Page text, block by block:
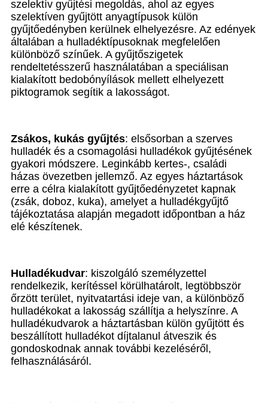
szelektív gyűjtési megoldás, ahol az egyes
szelektíven gyűjtött anyagtípusok külön
gyűjtőedényben kerülnek elhelyezésre. Az edények
általában a hulladéktípusoknak megfelelően
különböző színűek. A gyűjtőszigetek
rendeltetésszerű használatában a speciálisan
kialakított bedobónyílások mellett elhelyezett
piktogramok segítik a lakosságot.
Zsákos, kukás gyűjtés: elsősorban a szerves
hulladék és a csomagolási hulladékok gyűjtésének
gyakori módszere. Leginkább kertes-, családi
házas övezetben jellemző. Az egyes háztartások
erre a célra kialakított gyűjtőedényzetet kapnak
(zsák, doboz, kuka), amelyet a hulladékgyűjtő
tájékoztatása alapján megadott időpontban a ház
elé készítenek.
Hulladékudvar: kiszolgáló személyzettel
rendelkezik, kerítéssel körülhatárolt, legtöbbször
őrzött terület, nyitvatartási ideje van, a különböző
hulladékokat a lakosság szállítja a helyszínre. A
hulladékudvarok a háztartásban külön gyűjtött és
beszállított hulladékot díjtalanul átveszik és
gondoskodnak annak további kezeléséről,
felhasználásáról.